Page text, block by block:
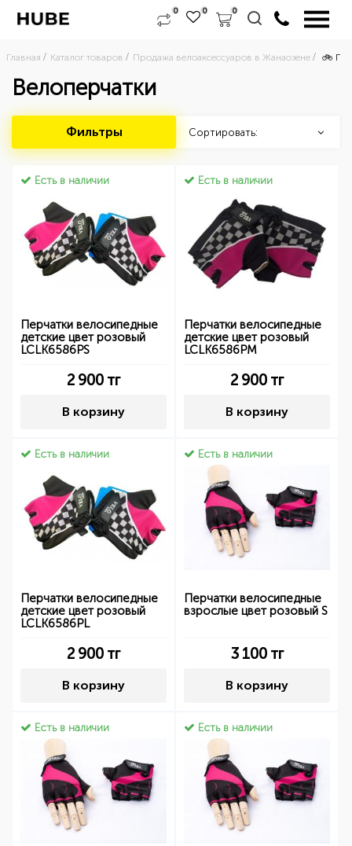
0 0 0
Главная Каталог товаров Продажа велоаксессуаров в Жанаозене 🚲
Велоперчатки
Фильтры Сортировать:
Есть в наличии
Перчатки велосипедные
детские цвет розовый
LCLK6586PS
2 900 тг
В корзину
Есть в наличии
Перчатки велосипедные
детские цвет розовый
LCLK6586PM
2 900 тг
В корзину
Есть в наличии
Перчатки велосипедные
детские цвет розовый
LCLK6586PL
2 900 тг
В корзину
Есть в наличии
Перчатки велосипедные
взрослые цвет розовый S
3 100тг
В корзину
Есть в наличии Есть в наличии